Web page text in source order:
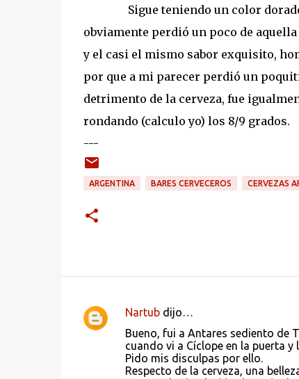
Sigue teniendo un color
obviamente perdió un poco de
y el casi el mismo sabor exquisito,
por que a mi parecer perdió un
detrimento de la cerveza, fue
rondando (calculo yo) los 8/9 grados.
---
ARGENTINA BARES CERVECEROS CERVEZAS
C
Nartubdijo…
Bueno, fui a Antares sediento de
cuando vi a Cíclope en la puerta
Pido mis disculpas por ello.
Respecto de la cerveza, una